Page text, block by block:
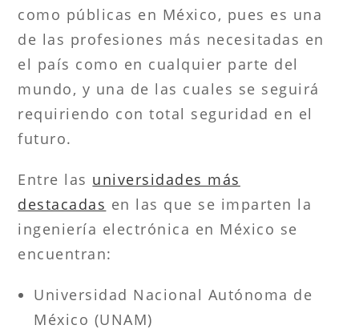
como públicas en México, pues es una
de las profesiones más necesitadas en
el país como en cualquier parte del
mundo, y una de las cuales se seguirá
requiriendo con total seguridad en el
futuro.
Entre las universidades más
destacadas en las que se imparten la
ingeniería electrónica en México se
encuentran:
Universidad Nacional Autónoma de
México (UNAM)